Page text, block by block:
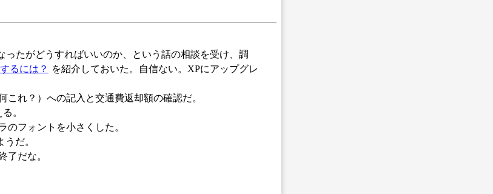
ったがどうすればいいのか、という話の相談を受け、調
るには？
を紹介しておいた。自信ない。XPにアップグレ
れ？）への記入と交通費返却額の確認だ。
。
のフォントを小さくした。
だ。
了だな。